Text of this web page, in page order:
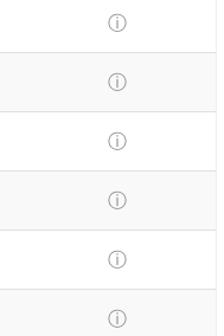
ⓘ
ⓘ
ⓘ
ⓘ
ⓘ
ⓘ